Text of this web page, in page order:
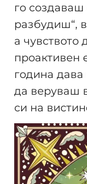
го создаваш
разбудиш“,
а чувството
проактивен
година
да веруваш
си на